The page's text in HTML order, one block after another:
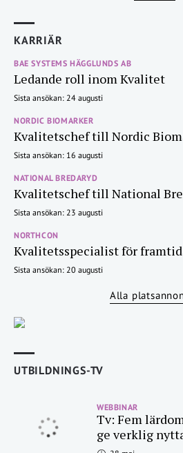
KARRIÄR
BAE SYSTEMS HÄGGLUNDS AB
Ledande roll inom Kvalitet
Sista ansökan: 24 augusti
NORDIC BIOMARKER
Kvalitetschef till Nordic
Sista ansökan: 16 augusti
NATIONAL BREDARYD
Kvalitetschef till National
Sista ansökan: 23 augusti
NORTHCON
Kvalitetsspecialist för
Sista ansökan: 20 augusti
Alla
UTBILDNINGS-TV
WEBBINAR
Tv: Fem
ge verklig